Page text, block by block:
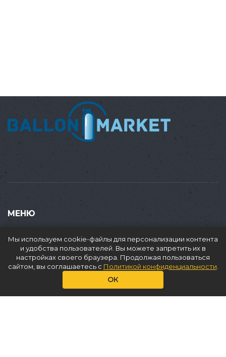
МЕНЮ
Продать
Доставка
Мы используем cookie-файлы для персонализации контента
и удобства пользователей. Вы можете запретить их в
настройках своего браузера. Продолжая пользоваться
сайтом, вы соглашаетесь с Политикой конфиденциальности
ОК